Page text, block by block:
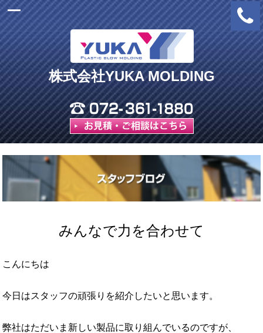
株式会社YUKA MOLDING
みんなで力を合わせて
こんにちは
今日はスタッフの頑張りを紹介したいと思います。
弊社はただいま新しい製品に取り組んでいるのですが、